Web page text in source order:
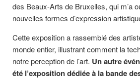
des Beaux-Arts de Bruxelles, qui m’a
nouvelles formes d’expression
Cette exposition a rassemblé des
monde entier, illustrant comment la
notre perception de l’art. Un autre
été l’exposition dédiée à la bande